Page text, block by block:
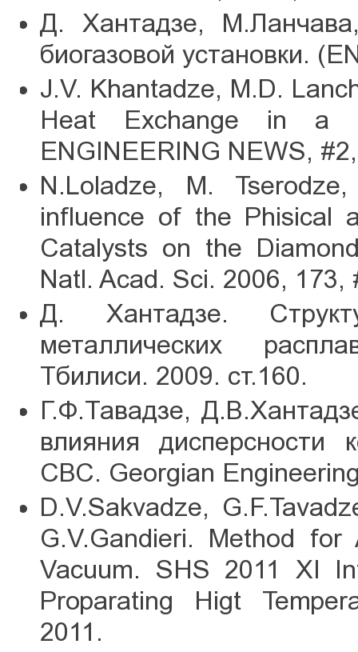
Д. Хантадзе,
биогазовой установки.
J.V. Khantadze, M.D.
Heat Exchange in a
ENGINEERING NEWS,
N.Loladze, M.
influence of the Phisical
Catalysts on the
Natl. Acad. Sci. 2006, 173,
Д. Хантадзе.
металлических
Тбилиси. 2009. ст.160.
Г.Ф.Тавадзе,
влияния дисперсности
СВС. Georgian
D.V.Sakvadze,
G.V.Gandieri. Method
Vacuum. SHS 2011 XI
Proparating Higt
2011.